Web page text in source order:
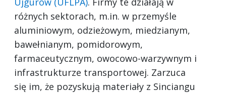
różnych sektorach, m.in. w przemyśle
aluminiowym, odzieżowym, miedzianym,
bawełnianym, pomidorowym,
farmaceutycznym, owocowo-warzywnym i
infrastrukturze transportowej. Zarzuca
się im, że pozyskują materiały z Sinciangu